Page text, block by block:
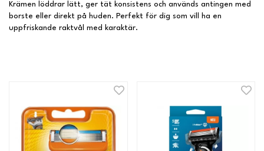
Krämen löddrar lätt, ger tät konsistens och används antingen med
borste eller direkt på huden. Perfekt för dig som vill ha en
uppfriskande raktvål med karaktär.